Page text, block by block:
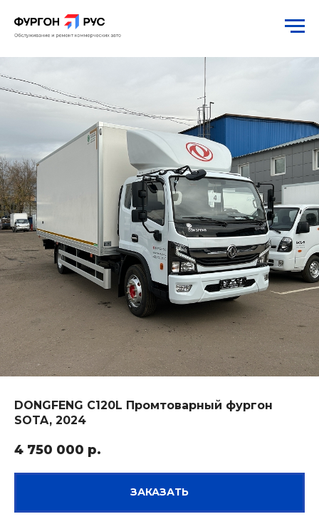
DONGFENG C120L Промтоварный фургон
SOTA, 2024
4 750 000 р.
ЗАКАЗАТЬ